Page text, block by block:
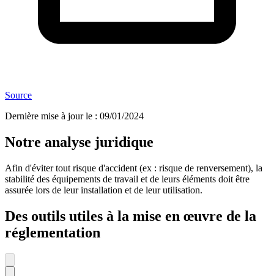
Source
Dernière mise à jour le : 09/01/2024
Notre analyse juridique
Afin d'éviter tout risque d'accident (ex : risque de renversement), la
stabilité des équipements de travail et de leurs éléments doit être
assurée lors de leur installation et de leur utilisation.
Des outils utiles à la mise en œuvre de la
réglementation